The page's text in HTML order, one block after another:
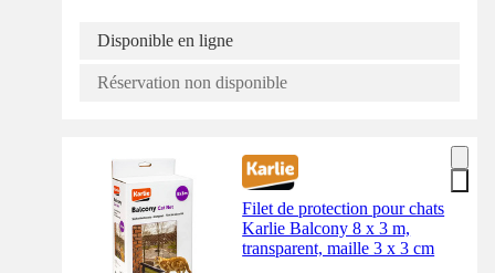
Disponible en ligne
Réservation non disponible
Filet de protection pour chats
Karlie Balcony 8 x 3 m,
transparent, maille 3 x 3 cm